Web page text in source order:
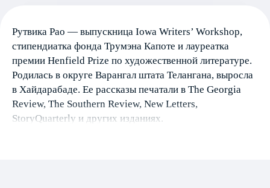
Рутвика Рао — выпускница Iowa Writers’ Workshop,
стипендиатка фонда Трумэна Капоте и лауреатка
премии Henfield Prize по художественной литературе.
Родилась в округе Варангал штата Телангана, выросла
в Хайдарабаде. Ее рассказы печатали в The Georgia
Review, The Southern Review, New Letters,
StoryQuarterly и других изданиях.